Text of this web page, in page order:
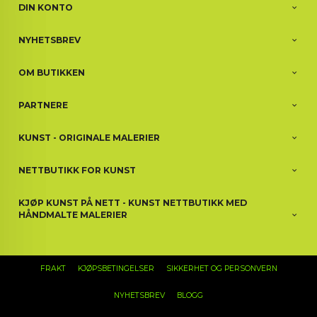
DIN KONTO
NYHETSBREV
OM BUTIKKEN
PARTNERE
KUNST - ORIGINALE MALERIER
NETTBUTIKK FOR KUNST
KJØP KUNST PÅ NETT - KUNST NETTBUTIKK MED
HÅNDMALTE MALERIER
FRAKT KJØPSBETINGELSER SIKKERHET OG PERSONVERN
NYHETSBREV BLOGG